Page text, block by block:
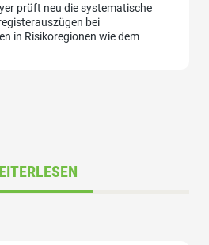
prüft neu die systematische
bei
in Risikoregionen wie dem